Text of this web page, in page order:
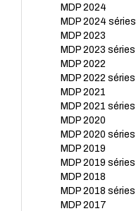
MDP 2024
MDP 2024 séries
MDP 2023
MDP 2023 séries
MDP 2022
MDP 2022 séries
MDP 2021
MDP 2021 séries
MDP 2020
MDP 2020 séries
MDP 2019
MDP 2019 séries
MDP 2018
MDP 2018 séries
MDP 2017